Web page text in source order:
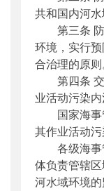
共和国内河水
第三条 防
环境，实行
合治理的原则
第四条 交
业活动污染内
国家海事
其作业活动污
各级海事
体负责管辖
河水域环境的